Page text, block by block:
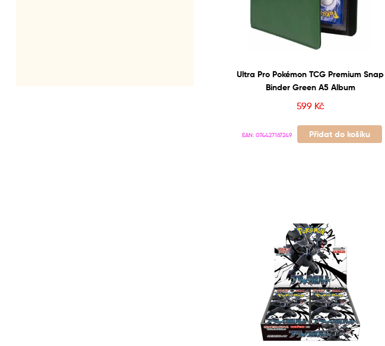
Ultra Pro Pokémon TCG Premium Snap
Binder Green A5 Album
599 Kč
EAN: 074427167249 Přidat do košíku